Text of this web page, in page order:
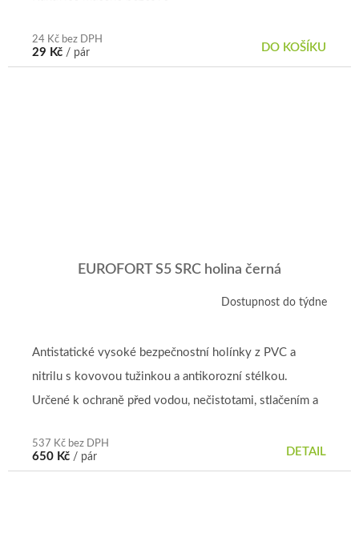
24 Kč bez DPH
29 Kč / pár DO KOŠÍKU
EUROFORT S5 SRC holina černá
Dostupnost do týdne
537 Kč bez DPH
650 Kč / pár DETAIL
Antistatické vysoké bezpečnostní holínky z PVC a
nitrilu s kovovou tužinkou a antikorozní stélkou.
Určené k ochraně před vodou, nečistotami, stlačením a